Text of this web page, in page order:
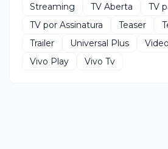
Streaming
TV Aberta
TV
TV por Assinatura
Teaser
Trailer
Universal Plus
Vivo Play
Vivo Tv